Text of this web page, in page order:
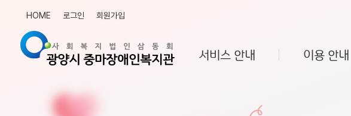
HOME 로그인 회원가입
서비스 안내 이용 안내